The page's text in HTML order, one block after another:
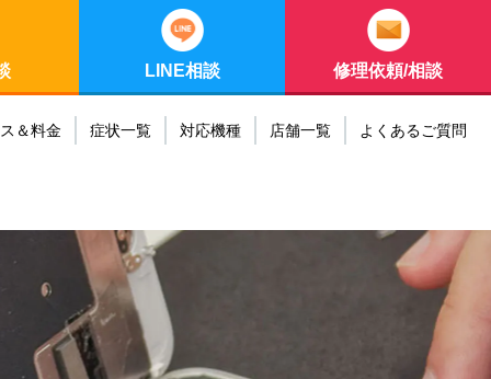
＆料金 症状一覧 対応機種 店舗一覧 よくあるご質問
LINE相談 修理依頼/相談